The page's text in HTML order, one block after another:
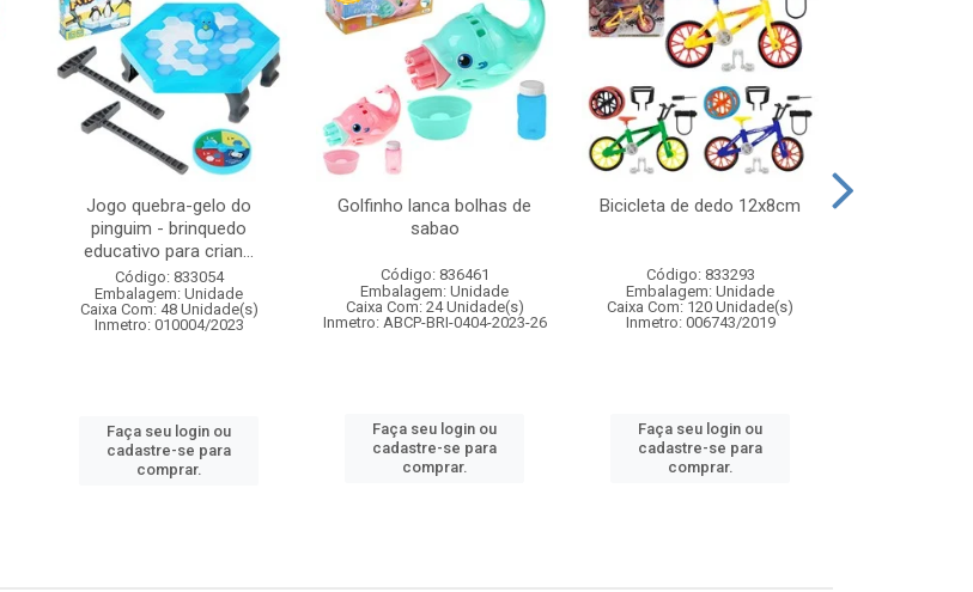
Jogo quebra-gelo do
pinguim - brinquedo
educativo para crian...
Código: 833054
Embalagem: Unidade
Caixa Com: 48 Unidade(s)
Inmetro: 010004/2023
Faça seu login ou
cadastre-se para
comprar.
Golfinho lanca bolhas de
sabao
Código: 836461
Embalagem: Unidade
Caixa Com: 24 Unidade(s)
Inmetro: ABCP-BRI-0404-2023-26
Faça seu login ou
cadastre-se para
comprar.
Bicicleta de dedo 12x8cm
Código: 833293
Embalagem: Unidade
Caixa Com: 120 Unidade(s)
Inmetro: 006743/2019
Faça seu login ou
cadastre-se para
comprar.